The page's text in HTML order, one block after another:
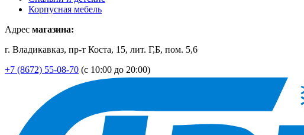
Корпусная мебель
Адрес магазина:
г. Владикавказ, пр-т Коста, 15, лит. Г,Б, пом. 5,6
+7 (8672) 55-08-70 (с 10:00 до 20:00)